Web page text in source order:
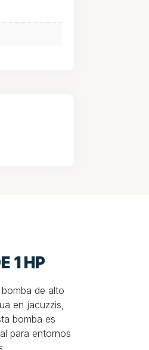
1 HP
de alto
en jacuzzis,
bomba es
para entornos